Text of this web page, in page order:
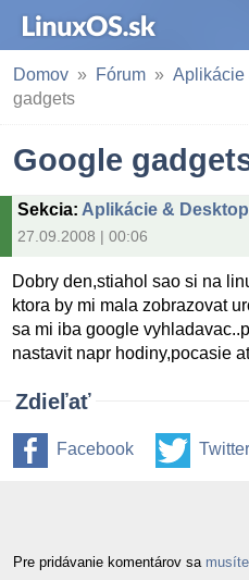
Domov Fórum Aplikácie
gadgets
Google
Sekcia: Aplikácie & Desktop
27.09.2008 | 00:06
Dobry den,stiahol sao si na
ktora by mi mala zobrazovat
sa mi iba google
nastavit napr hodiny,pocasie
Zdieľať
Facebook Twitter
Pre pridávanie komentárov sa